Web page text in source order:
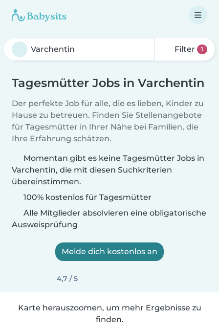
Filter 1
Tagesmütter Jobs in Varchentin
Der perfekte Job für alle, die es lieben, Kinder zu
Hause zu betreuen. Finden Sie Stellenangebote
für Tagesmütter in Ihrer Nähe bei Familien, die
Ihre Erfahrung schätzen.
Momentan gibt es keine Tagesmütter Jobs in
Varchentin, die mit diesen Suchkriterien
übereinstimmen.
100% kostenlos für Tagesmütter
Alle Mitglieder absolvieren eine obligatorische
Ausweisprüfung
Melde dich kostenlos an
4,7 / 5
Karte herauszoomen, um mehr Ergebnisse zu
finden.